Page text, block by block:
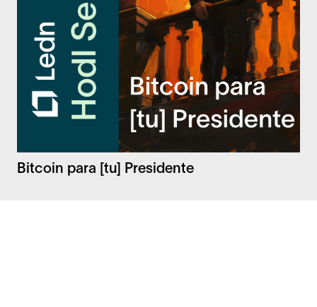
Bitcoin para [tu] Presidente